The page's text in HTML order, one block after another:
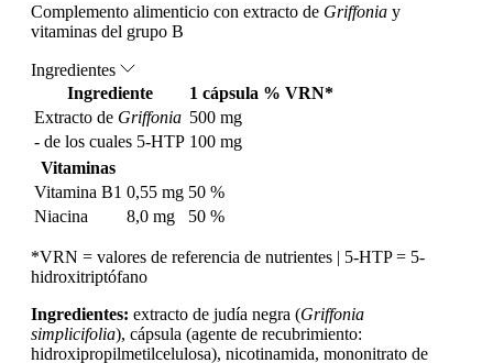
Complemento alimenticio con extracto de Griffonia y
vitaminas del grupo B
Ingredientes
Ingrediente
1 cápsula % VRN*
Extracto de Griffonia 500 mg
- de los cuales 5-HTP 100 mg
Vitaminas
Vitamina B1 0,55 mg 50 %
Niacina
8,0 mg 50 %
*VRN = valores de referencia de nutrientes | 5-HTP = 5-
hidroxitriptófano
Ingredientes: extracto de judía negra (Griffonia
simplicifolia), cápsula (agente de recubrimiento:
hidroxipropilmetilcelulosa), nicotinamida, mononitrato de